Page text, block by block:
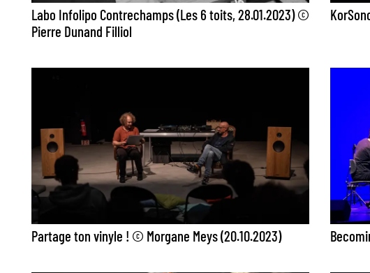
Labo Infolipo Contrechamps (Les 6 toits, 28.01.2023) ©
Pierre Dunand Filliol
Partage ton vinyle ! © Morgane Meys (20.10.2023)